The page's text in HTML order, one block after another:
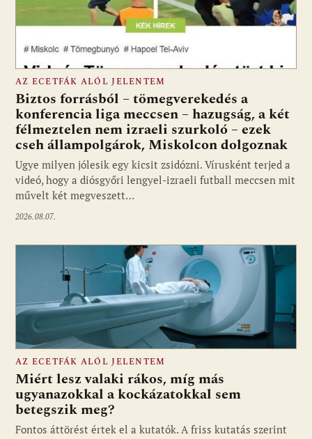
AZ ECETFÁK ALÓL JELENTEM
Biztos forrásból – tömegverekedés a
konferencia liga meccsen – hazugság, a két
félmeztelen nem izraeli szurkoló – ezek
cseh állampolgárok, Miskolcon dolgoznak
Ugye milyen jólesik egy kicsit zsidózni. Vírusként terjed a
videó, hogy a diósgyőri lengyel-izraeli futball meccsen mit
művelt két megveszett…
2026.08.07.
AZ ECETFÁK ALÓL JELENTEM
Miért lesz valaki rákos, míg más
ugyanazokkal a kockázatokkal sem
betegszik meg?
Fontos áttörést értek el a kutatók. A friss kutatás szerint